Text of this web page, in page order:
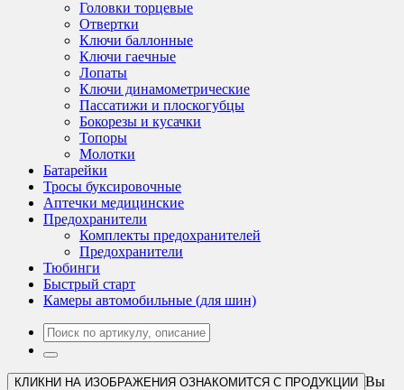
Головки торцевые
Отвертки
Ключи баллонные
Ключи гаечные
Лопаты
Ключи динамометрические
Пассатижи и плоскогубцы
Бокорезы и кусачки
Топоры
Молотки
Батарейки
Тросы буксировочные
Аптечки медицинские
Предохранители
Комплекты предохранителей
Предохранители
Тюбинги
Быстрый старт
Камеры автомобильные (для шин)
КЛИКНИ НА ИЗОБРАЖЕНИЯ ОЗНАКОМИТСЯ С ПРОДУКЦИИ Вы